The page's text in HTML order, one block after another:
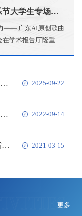
助力十五运会！广东AI原创歌曲音乐节大学生专场创作分享会在我校举办
—— 广东AI原创歌曲
学术报告厅隆重举
分享会活动由广东
2025-09-22
基础与通识教育学院与江门五邑大学数学与计算科学学院交流活动
2022-09-14
基础部开展第25届全国推普周讲座活动
2021-03-15
喜报|基础部王礼萍教授当选广东省数学学会理事
更多+